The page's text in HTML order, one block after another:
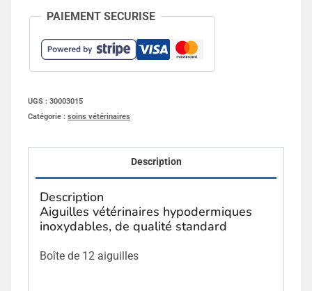
PAIEMENT SECURISE
UGS : 30003015
Catégorie : soins vétérinaires
Description
Description
Aiguilles vétérinaires hypodermiques
inoxydables, de qualité standard
Boîte de 12 aiguilles